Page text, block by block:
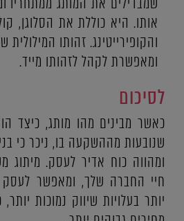
אותו. היא כוללת את הסלוגן,
והקופירייטינג. זהותו
ומאפשרת לקהל לזהותו מייד.
לסיכום
כאשר מבינים מהו מותג, כיצד
שנובעות מההשקעה בו, ניכר כי
ומהווה כוח אדיר לעסק. מיתוג
חיי החברה שלך, ומאפשר לעסק
יותר בעלויות שיווק נמוכות